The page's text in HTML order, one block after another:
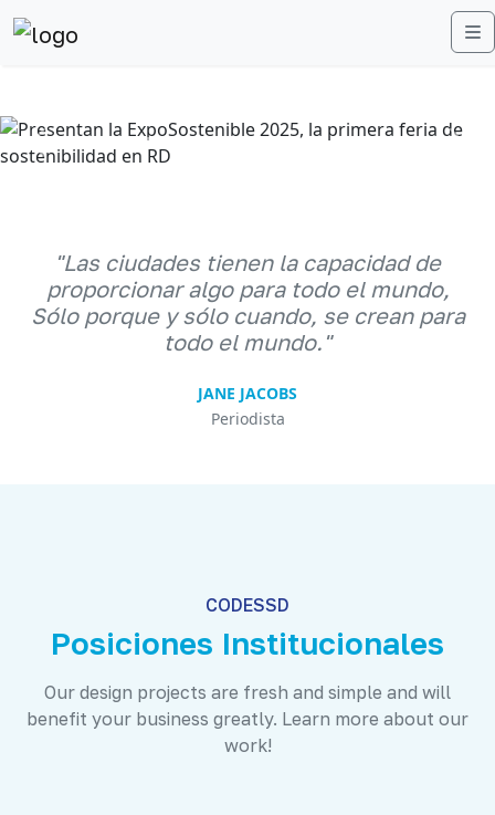
Anterior
"Las ciudades tienen la capacidad de
proporcionar algo para todo el mundo,
Sólo porque y sólo cuando, se crean para
todo el mundo."
JANE JACOBS
Periodista
CODESSD
Posiciones Institucionales
Our design projects are fresh and simple and will
benefit your business greatly. Learn more about our
work!